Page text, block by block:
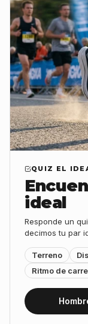
QUIZ EL
ideal
Responde un
decimos tu par
Terreno
Ritmo de